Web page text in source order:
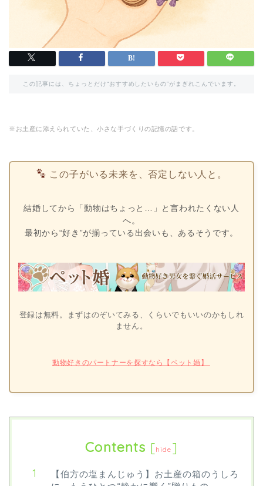
この記事には、ちょっとだけ“おすすめしたいもの”がまぎれこんでいます。
※お土産に添えられていた、小さな手づくりの記憶の話です。
この子がいる未来を、否定しない人と。
結婚してから「動物はちょっと…」と言われたくない人
へ。
最初から“好き”が揃っている出会いも、あるそうです。
登録は無料。まずはのぞいてみる、くらいでもいいのかもしれ
ません。
動物好きのパートナーを探すなら【ペット婚】
Contents [hide ]
【伯方の塩まんじゅう】お土産の箱のうしろ